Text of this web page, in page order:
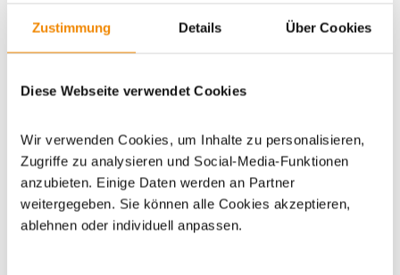
Zustimmung Details Über Cookies
Diese Webseite verwendet Cookies
Wir verwenden Cookies, um Inhalte zu personalisieren,
Zugriffe zu analysieren und Social-Media-Funktionen
anzubieten. Einige Daten werden an Partner
weitergegeben. Sie können alle Cookies akzeptieren,
ablehnen oder individuell anpassen.
Grillplatten/Grillroste